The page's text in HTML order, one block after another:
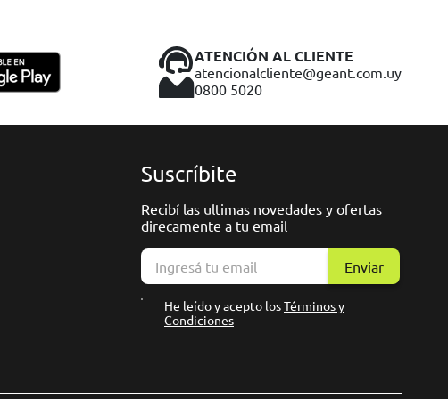
ATENCIÓN AL CLIENTE
atencionalcliente@geant.com.uy
0800 5020
Suscríbite
Recibí las ultimas novedades y ofertas
direcamente a tu email
Enviar
He leído y acepto losTérminos y
Condiciones